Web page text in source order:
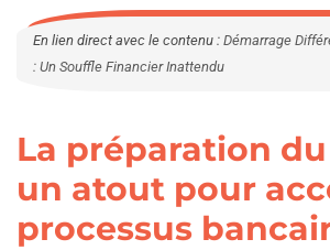
En lien direct avec le contenu : Démarrage
: Un Souffle Financier Inattendu
La préparation
un atout pour
processus